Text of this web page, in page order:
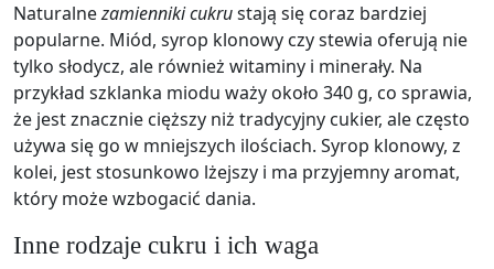
Naturalnezamienniki cukrustają się coraz bardziej
popularne. Miód, syrop klonowy czy stewia oferują nie
tylko słodycz, ale również witaminy i minerały. Na
przykład szklanka miodu waży około 340 g, co sprawia,
że jest znacznie cięższy niż tradycyjny cukier, ale często
używa się go w mniejszych ilościach. Syrop klonowy, z
kolei, jest stosunkowo lżejszy i ma przyjemny aromat,
który może wzbogacić dania.
Inne rodzaje cukru i ich waga